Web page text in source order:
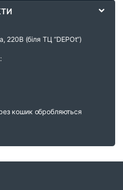
220В (біля ТЦ “DEPOt”)
кошик обробляються